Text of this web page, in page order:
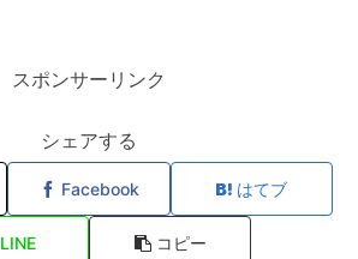
スポンサーリンク
シェアする
Facebook はてブ
LINE コピー